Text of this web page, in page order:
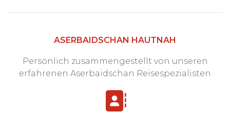
ASERBAIDSCHAN HAUTNAH
Persönlich zusammengestellt von unseren
erfahrenen Aserbaidschan Reisespezialisten